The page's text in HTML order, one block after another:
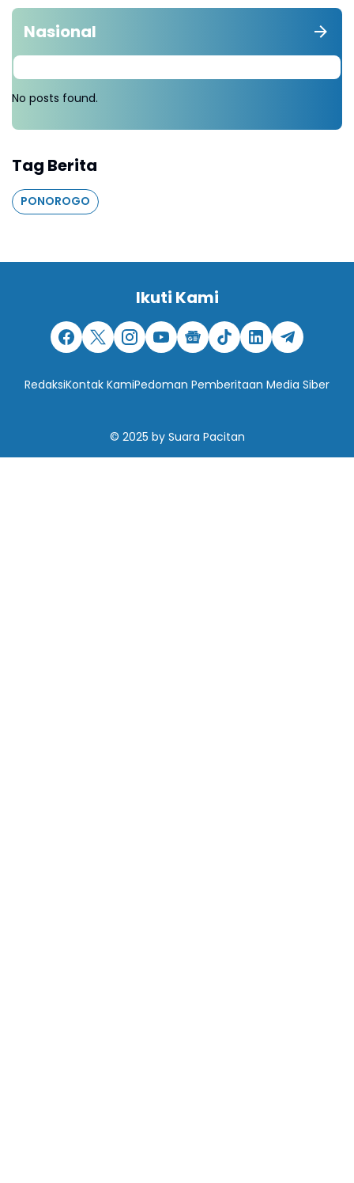
Nasional
No posts found.
Tag Berita
PONOROGO
Ikuti Kami
RedaksiKontak KamiPedoman Pemberitaan Media Siber
© 2025 by Suara Pacitan